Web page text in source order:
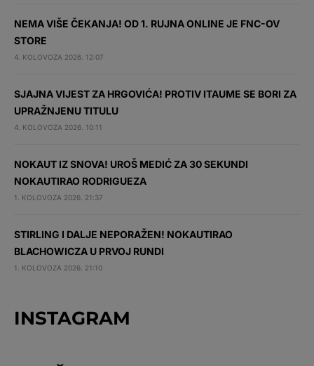
NEMA VIŠE ČEKANJA! OD 1. RUJNA ONLINE JE FNC-OV
STORE
4. KOLOVOZA 2026. 12:07
SJAJNA VIJEST ZA HRGOVIĆA! PROTIV ITAUME SE BORI ZA
UPRAŽNJENU TITULU
4. KOLOVOZA 2026. 10:11
NOKAUT IZ SNOVA! UROŠ MEDIĆ ZA 30 SEKUNDI
NOKAUTIRAO RODRIGUEZA
1. KOLOVOZA 2026. 21:37
STIRLING I DALJE NEPORAŽEN! NOKAUTIRAO
BLACHOWICZA U PRVOJ RUNDI
1. KOLOVOZA 2026. 21:10
INSTAGRAM